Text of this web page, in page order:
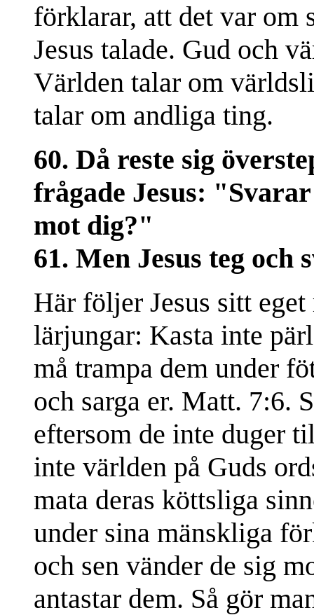
förklarar, att det var om
Jesus talade. Gud och
Världen talar om
talar om andliga ting.
60. Då reste sig
frågade Jesus:
mot dig?"
61. Men Jesus teg och
Här följer Jesus sitt
lärjungar: Kasta inte
må trampa dem under
och sarga er. Matt. 7:6.
eftersom de inte duger
inte världen på Guds
mata deras köttsliga
under sina mänskliga
och sen vänder de sig
antastar dem. Så gör